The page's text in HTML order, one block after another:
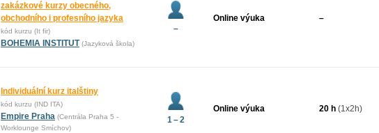
zakázkové kurzy obecného,
obchodního i profesního jazyka
kód kurzu (It fir)
BOHEMIA INSTITUT (Jazyková škola)
–
Online výuka –
Individuální kurz italštiny
kód kurzu (IND ITA)
Empire Praha (Centrála Praha 5 -
Worklounge Smíchov)
1 – 2
Online výuka 20 h (1x2h)